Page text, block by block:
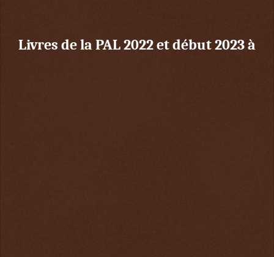
Livres de la PAL 2022 et début 2023 à